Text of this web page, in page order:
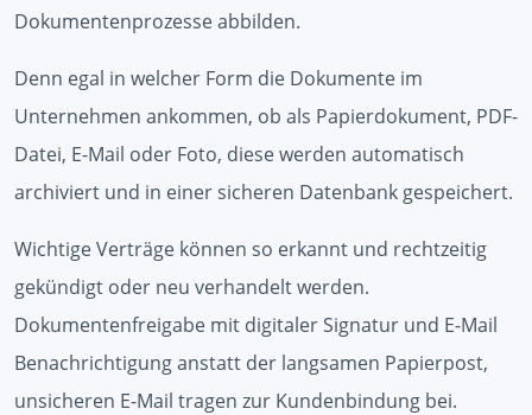
Dokumentenprozesse abbilden.
Denn egal in welcher Form die Dokumente im
Unternehmen ankommen, ob als Papierdokument, PDF-
Datei, E-Mail oder Foto, diese werden automatisch
archiviert und in einer sicheren Datenbank gespeichert.
Wichtige Verträge können so erkannt und rechtzeitig
gekündigt oder neu verhandelt werden.
Dokumentenfreigabe mit digitaler Signatur und E-Mail
Benachrichtigung anstatt der langsamen Papierpost,
unsicheren E-Mail tragen zur Kundenbindung bei.